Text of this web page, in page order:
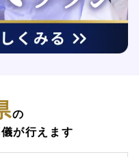
の
が行えます